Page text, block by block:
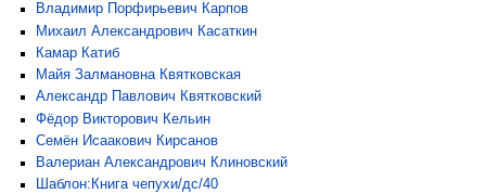
Владимир Порфирьевич Карпов
Михаил Александрович Касаткин
Камар Катиб
Майя Залмановна Квятковская
Александр Павлович Квятковский
Фёдор Викторович Кельин
Семён Исаакович Кирсанов
Валериан Александрович Клиновский
Шаблон:Книга чепухи/дс/40